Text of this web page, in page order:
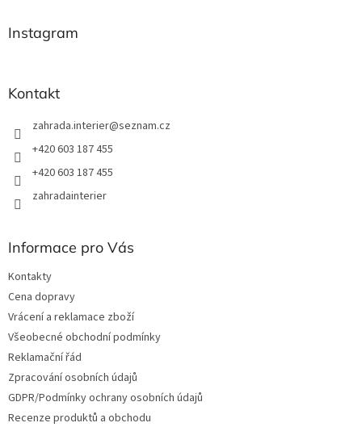
Instagram
Kontakt
zahrada.interier@seznam.cz
+420 603 187 455
+420 603 187 455
zahradainterier
Informace pro Vás
Kontakty
Cena dopravy
Vrácení a reklamace zboží
Všeobecné obchodní podmínky
Reklamační řád
Zpracování osobních údajů
GDPR/Podmínky ochrany osobních údajů
Recenze produktů a obchodu